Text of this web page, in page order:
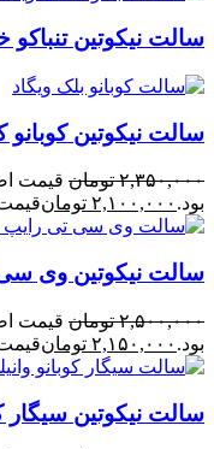
سالت نیکوتین تنباکو
سالت نیکوتین کوبانو
۲,۳۵۰,۰۰۰ تومان
بود. ۲,۱۰۰,۰۰۰ تومانقیمت
سالت نیکوتین وی سی
۲,۵۰۰,۰۰۰ تومان
بود. ۲,۱۵۰,۰۰۰ تومانقیمت
سالت نیکوتین سیگار